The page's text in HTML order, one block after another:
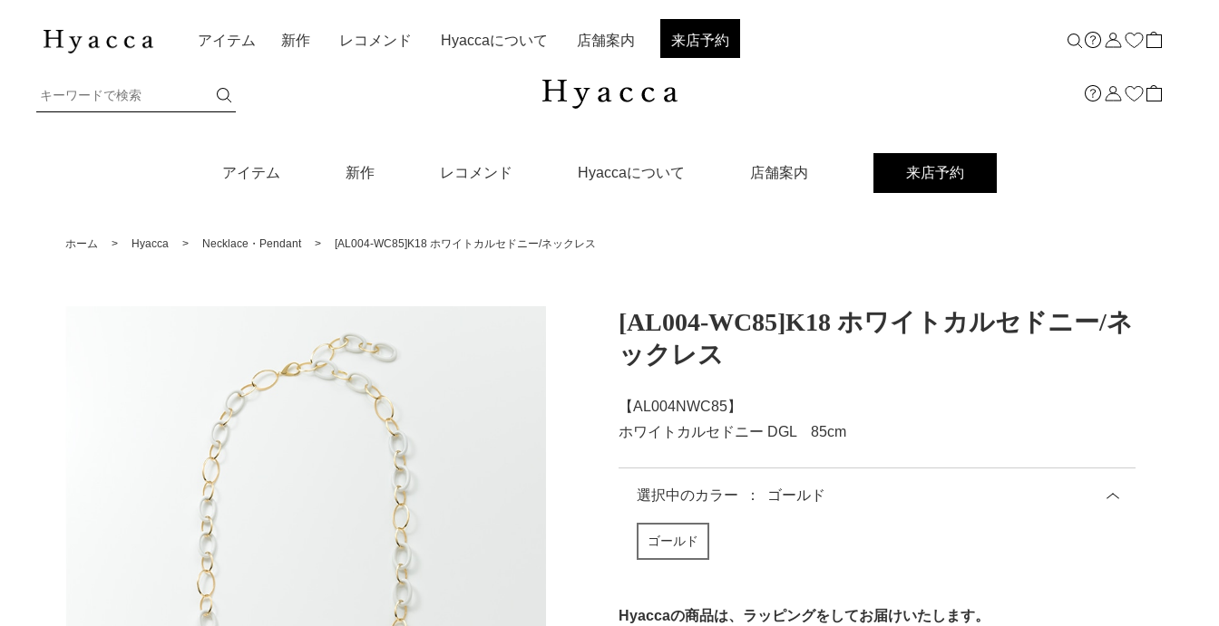
アイテム 新作 レコメンド Hyaccaについて 店舗案内 来店予約
アイテム 新作 レコメンド Hyaccaについて 店舗案内 来店予約
ホーム > Hyacca > Necklace・Pendant > [AL004-WC85]K18 ホワイトカルセドニー/ネックレス
[AL004-WC85]K18 ホワイトカルセドニー/ネ
ックレス
【AL004NWC85】
ホワイトカルセドニー DGL 85cm
選択中のカラー ： ゴールド
ゴールド
Hyaccaの商品は、ラッピングをしてお届けいたします。